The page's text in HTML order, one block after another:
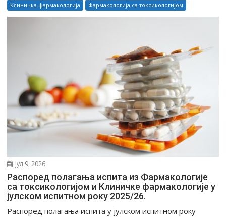
Клиничка фармакологија Фармакологија са токсикологијом
јул 9, 2026
Распоред полагања испита из Фармакологије
са токсикологијом и Клиничке фармакологије у
јулском испитном року 2025/26.
Распоред полагања испита у јулском испитном року